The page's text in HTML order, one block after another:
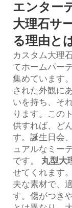
エンター
大理石サ
る理由と
カスタム大理
てホームパー
集めています
された外観に
いを持ち、そ
ります。この
供すれば、ど
す。誕生日会
ュアルなミー
です。 丸型大
せてくれます
夫な素材で、
す。傷がつき